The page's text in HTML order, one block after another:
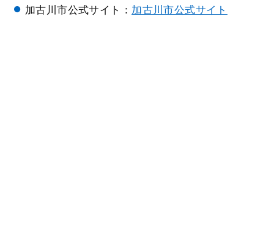
加古川市公式サイト： 加古川市公式サイト